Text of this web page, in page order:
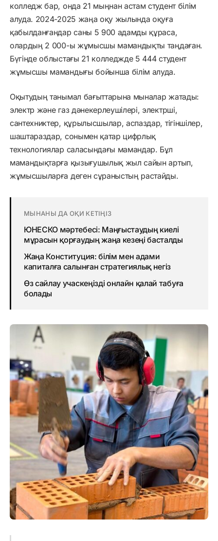
колледж бар, онда 21 мыңнан астам студент білім
алуда. 2024-2025 жаңа оқу жылында оқуға
қабылданғандар саны 5 900 адамды құраса,
олардың 2 000-ы жұмысшы мамандықты таңдаған.
Бүгінде облыстағы 21 колледжде 5 444 студент
жұмысшы мамандығы бойынша білім алуда.
Оқытудың танымал бағыттарына мыналар жатады:
электр және газ дәнекерлеушілері, электрші,
сантехниктер, құрылысшылар, аспаздар, тігіншілер,
шаштараздар, сонымен қатар цифрлық
технологиялар саласындағы мамандар. Бұл
мамандықтарға қызығушылық жыл сайын артып,
жұмысшыларға деген сұраныстың растайды.
МЫНАНЫ ДА ОҚИ КЕТІҢІЗ
ЮНЕСКО мәртебесі: Маңғыстаудың киелі
мұрасын қорғаудың жаңа кезеңі басталды
Жаңа Конституция: білім мен адами
капиталға салынған стратегиялық негіз
Өз сайлау учаскеңізді онлайн қалай табуға
болады